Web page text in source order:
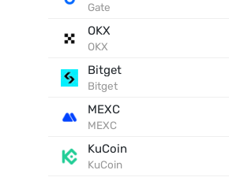
Gate
OKX
OKX
Bitget
Bitget
MEXC
MEXC
KuCoin
KuCoin